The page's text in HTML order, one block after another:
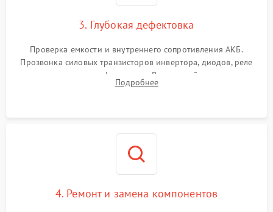
3. Глубокая дефектовка
Проверка емкости и внутреннего сопротивления АКБ.
Прозвонка силовых транзисторов инвертора, диодов, реле
переключения и трансформатора. Визуальный поиск вздутых
конденсаторов и прогаров на печатной плате.
Подробнее
4. Ремонт и замена компонентов